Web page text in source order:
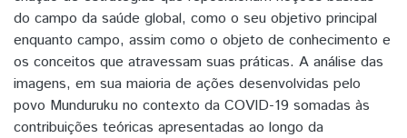
do campo da saúde global, como o seu objetivo principal
enquanto campo, assim como o objeto de conhecimento e
os conceitos que atravessam suas práticas. A análise das
imagens, em sua maioria de ações desenvolvidas pelo
povo Munduruku no contexto da COVID-19 somadas às
contribuições teóricas apresentadas ao longo da